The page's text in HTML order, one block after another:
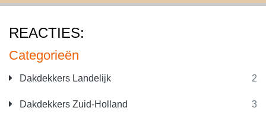
Categorieën
Dakdekkers Landelijk 2
Dakdekkers Zuid-Holland 3
REACTIES: